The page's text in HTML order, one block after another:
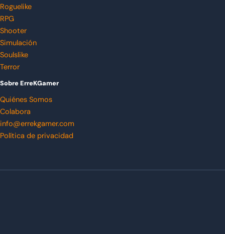
Roguelike
RPG
Shooter
Simulación
Soulslike
Terror
Sobre ErreKGamer
Quiénes Somos
Colabora
info@errekgamer.com
Política de privacidad